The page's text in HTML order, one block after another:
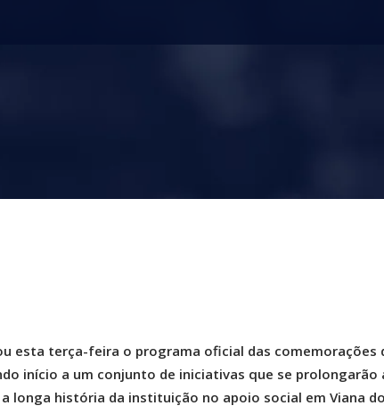
esta terça-feira o programa oficial das comemorações
início a um conjunto de iniciativas que se prolongarão
longa história da instituição no apoio social em Viana